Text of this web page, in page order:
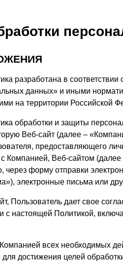
разработана в
данных» и иными
на территории Российской
обработки и защиты
Веб-сайт (далее –
предоставляющего
Компанией, Веб-сайтом (далее
через форму отправки
электронные письма или
Пользователь дает свое
с настоящей Политикой,
всех необходимых
достижения целей